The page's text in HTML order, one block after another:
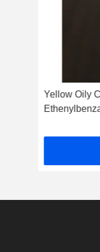
Yellow Oily